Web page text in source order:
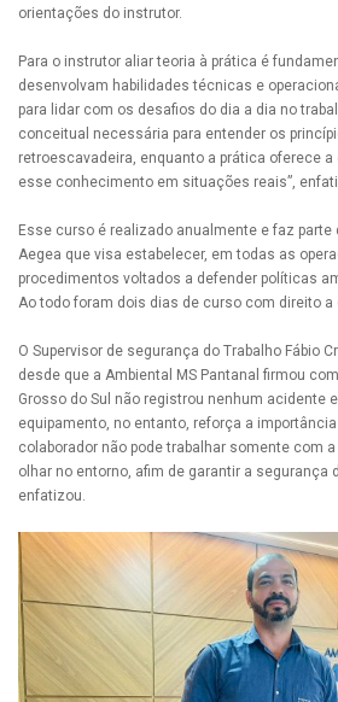
orientações do instrutor.
Para o instrutor aliar teoria à prática é
desenvolvam habilidades técnicas e
para lidar com os desafios do dia a dia no
conceitual necessária para entender os
retroescavadeira, enquanto a prática oferece a
esse conhecimento em situações reais”,
Esse curso é realizado anualmente e faz parte
Aegea que visa estabelecer, em todas as
procedimentos voltados a defender políticas
Ao todo foram dois dias de curso com direito a
O Supervisor de segurança do Trabalho Fábio
desde que a Ambiental MS Pantanal firmou
Grosso do Sul não registrou nenhum acidente
equipamento, no entanto, reforça a
colaborador não pode trabalhar somente com
olhar no entorno, afim de garantir a segurança
enfatizou.